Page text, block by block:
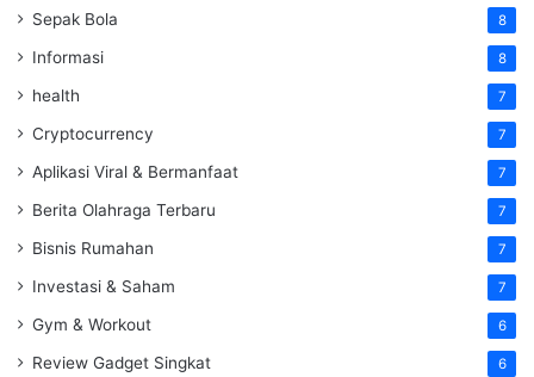
Sepak Bola 8
Informasi 8
health 7
Cryptocurrency 7
Aplikasi Viral & Bermanfaat 7
Berita Olahraga Terbaru 7
Bisnis Rumahan 7
Investasi & Saham 7
Gym & Workout 6
Review Gadget Singkat 6